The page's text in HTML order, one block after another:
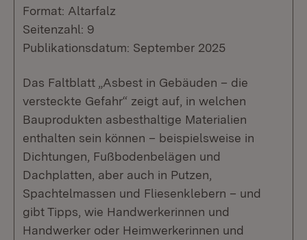
Format: Altarfalz
Seitenzahl: 9
Publikationsdatum: September 2025
Das Faltblatt „Asbest in Gebäuden – die
versteckte Gefahr“ zeigt auf, in welchen
Bauprodukten asbesthaltige Materialien
enthalten sein können – beispielsweise in
Dichtungen, Fußbodenbelägen und
Dachplatten, aber auch in Putzen,
Spachtelmassen und Fliesenklebern – und
gibt Tipps, wie Handwerkerinnen und
Handwerker oder Heimwerkerinnen und